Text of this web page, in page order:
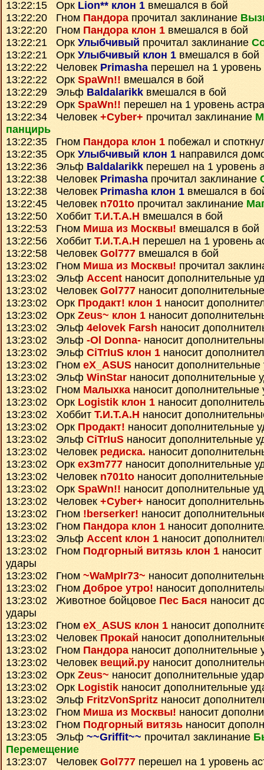
13:22:15 Орк Lion** клон 1 вмешался в бой
13:22:20 Гном Пандорапрочитал заклинание
13:22:20 Гном Пандора клон 1 вмешался в бой
13:22:21 Орк Улыбчивый прочитал заклинание
13:22:21 Орк Улыбчивый клон 1 вмешался в бой
13:22:22 Человек Primashaперешел на 1 уровень
13:22:22 Орк SpaWn!! вмешался в бой
13:22:29 Эльф Baldalarikk вмешался в бой
13:22:29 Орк SpaWn!! перешел на 1 уровень
13:22:34 Человек +Cyber+ прочитал заклинание
панцирь
13:22:35 Гном Пандора клон 1 побежал и
13:22:35 Орк Улыбчивый клон 1 направился
13:22:36 Эльф Baldalarikk перешел на 1 уровень
13:22:38 Человек Primashaпрочитал заклинание
13:22:38 Человек Primasha клон 1 вмешался в
13:22:45 Человек n701to прочитал заклинание
13:22:50 Хоббит Т.И.Т.А.Н вмешался в бой
13:22:53 Гном Миша из Москвы! вмешался в бой
13:22:56 Хоббит Т.И.Т.А.Н перешел на 1 уровень
13:22:58 Человек Gol777 вмешался в бой
13:23:02 Гном Миша из Москвы! прочитал
13:23:02 Эльф Accent наносит дополнительные
13:23:02 Человек Gol777 наносит
13:23:02 Орк Продакт! клон 1 наносит
13:23:02 Орк Zeus~ клон 1 наносит
13:23:02 Эльф 4elovek Farsh наносит
13:23:02 Эльф -Ol Donna- наносит
13:23:02 Эльф CiTrIuS клон 1 наносит
13:23:02 Гном eX_ASUS наносит
13:23:02 Эльф WinStar наносит дополнительные
13:23:02 Гном Малыхкананосит дополнительные
13:23:02 Орк Logistik клон 1 наносит
13:23:02 Хоббит Т.И.Т.А.Н наносит
13:23:02 Орк Продакт! наносит дополнительные
13:23:02 Эльф CiTrIuS наносит дополнительные
13:23:02 Человек редиска. наносит
13:23:02 Орк ex3m777 наносит дополнительные
13:23:02 Человек n701to наносит
13:23:02 Орк SpaWn!! наносит дополнительные
13:23:02 Человек +Cyber+ наносит
13:23:02 Гном !berserker! наносит
13:23:02 Гном Пандора клон 1 наносит
13:23:02 Эльф Accent клон 1 наносит
13:23:02 Гном Подгорный витязь клон 1
удары
13:23:02 Гном ~WaMpIr73~ наносит
13:23:02 Гном Доброе утро! наносит
13:23:02 Животное бойцовое Пес Бася наносит
удары
13:23:02 Гном eX_ASUS клон 1 наносит
13:23:02 Человек Прокай наносит
13:23:02 Гном Пандорананосит дополнительные
13:23:02 Человек вещий.ру наносит
13:23:02 Орк Zeus~ наносит дополнительные
13:23:02 Орк Logistik наносит дополнительные
13:23:02 Эльф FritzVonSpritz наносит
13:23:02 Гном Миша из Москвы! наносит
13:23:02 Гном Подгорный витязь наносит
13:23:05 Эльф ~~Griffit~~ прочитал заклинание
Перемещение
13:23:07 Человек Gol777 перешел на 1 уровень